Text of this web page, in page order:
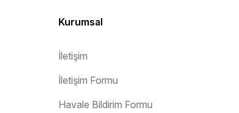
Kurumsal
İletişim
İletişim Formu
Havale Bildirim Formu